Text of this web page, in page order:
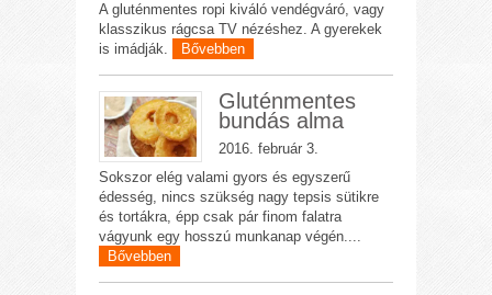
A gluténmentes ropi kiváló vendégváró, vagy
klasszikus rágcsa TV nézéshez. A gyerekek
is imádják.
Bővebben
Gluténmentes
bundás alma
2016. február 3.
Sokszor elég valami gyors és egyszerű
édesség, nincs szükség nagy tepsis sütikre
és tortákra, épp csak pár finom falatra
vágyunk egy hosszú munkanap végén....
Bővebben